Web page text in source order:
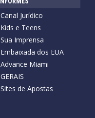
Canal Jurídico
Kids e Teens
Sua Imprensa
Embaixada dos EUA
Advance Miami
GERAIS
Sites de Apostas